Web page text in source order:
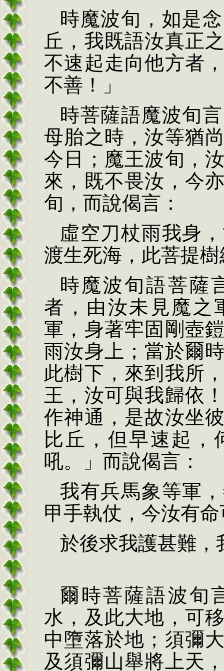
時魔波旬，如是
丘，我既語汝真正
不速起走向他方者
不善！」
時菩薩語魔波旬
母胎之時，汝等猶
今日；魔王波旬，
來，既不畏汝，今
旬，而說偈言：
虛空刀杖雨我身
渡生死海，此菩提
時魔波旬語菩薩
者，由汝未見魔之
軍，身著牢固剛壺
雨汝身上；當於爾
此樹下，來到我所
王，汝可與我歸依
作神通，是故汝坐
比丘，但早速起，
吼。」而說偈言：
我有兵馬象等軍
甲手執仗，今汝有
於後求我護甚難，
爾時菩薩語波旬
水，及此大地，可
中墮落於地；須彌
及須彌山舉將上天